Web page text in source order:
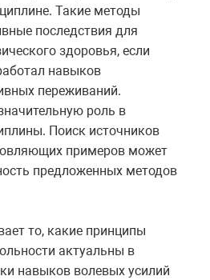
Такие методы
последствия для
здоровья, если
навыков
переживаний.
роль в
Поиск источников
примеров может
предложенных методов
то, какие принципы
актуальны в
навыков волевых усилий